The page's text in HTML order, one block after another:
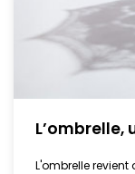
L’ombrelle,
L'ombrelle